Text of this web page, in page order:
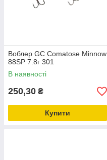
Воблер GC Comatose Minnow
88SP 7.8г 301
В наявності
250,30 ₴
Купити